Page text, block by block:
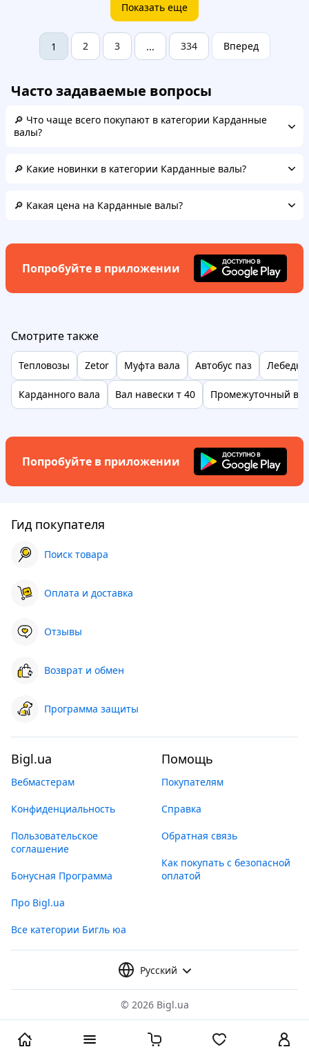
Показать еще
1 2 3 ... 334 Вперед
Часто задаваемые вопросы
🔎 Что чаще всего покупают в категории Карданные
валы?
🔎 Какие новинки в категории Карданные валы?
🔎 Какая цена на Карданные валы?
Попробуйте в приложении
Смотрите также
Тепловозы Zetor Муфта вала Автобус паз
Карданного вала Вал навески т 40 Промежуточный
Попробуйте в приложении
Гид покупателя
Поиск товара
Оплата и доставка
Отзывы
Возврат и обмен
Программа защиты
Bigl.ua
Вебмастерам
Конфиденциальность
Пользовательское
соглашение
Бонусная Программа
Про Bigl.ua
Все категории Бигль юа
Помощь
Покупателям
Справка
Обратная связь
Как покупать с безопасной
оплатой
Русский
© 2026 Bigl.ua